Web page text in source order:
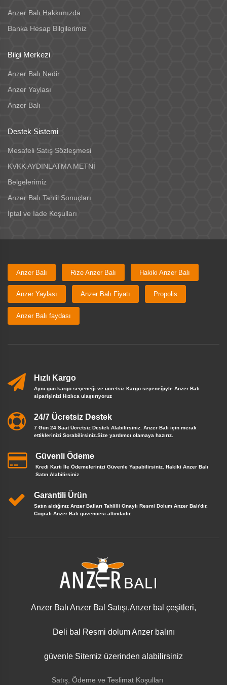
Anzer Balı Hakkımızda
Banka Hesap Bilgilerimiz
Bilgi Merkezi
Anzer Balı Nedir
Anzer Yaylası
Anzer Balı
Destek Sistemi
Mesafeli Satış Sözleşmesi
KVKK AYDINLATMA METNİ
Belgelerimiz
Anzer Balı Tahlil Sonuçları
İptal ve İade Koşulları
Anzer Balı Rize Anzer Balı Hakiki Anzer Balı
Anzer Yaylası Anzer Balı Fiyatı Propolis
Anzer Balı faydası
Hızlı Kargo
Aynı gün kargo seçeneği ve ücretsiz Kargo seçeneğiyle Anzer Balı
siparişinizi Hızlıca ulaştırıyoruz
24/7 Ücretsiz Destek
7 Gün 24 Saat Ücretsiz Destek Alabilirsiniz. Anzer Balı için merak
ettiklerinizi Sorabilirsiniz.Size yardımcı olamaya hazırız.
Güvenli Ödeme
Kredi Kartı İle Ödemelerinizi Güvenle Yapabilirsiniz. Hakiki Anzer Balı
Satın Alabilirsiniz
Garantili Ürün
Satın aldığınız Anzer Balları Tahlilli Onaylı Resmi Dolum Anzer Balı'dır.
Cografi Anzer Balı güvencesi altındadır.
Anzer Balı Anzer Bal Satışı,Anzer bal çeşitleri,
Deli bal Resmi dolum Anzer balını
güvenle Sitemiz üzerinden alabilirsiniz
Satış, Ödeme ve Teslimat Koşulları